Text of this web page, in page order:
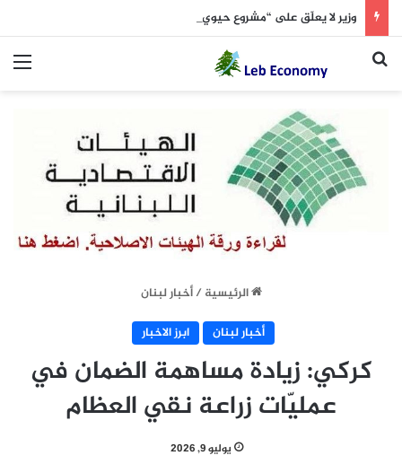
وزير لا يعلّق على “مشروع حيوي”
بحث عن
الرئيسية / أخبار لبنان
أخبار لبنان
ابرز الاخبار
كركي: زيادة مساهمة الضمان في
عمليّات زراعة نقي العظام
يوليو 9, 2026